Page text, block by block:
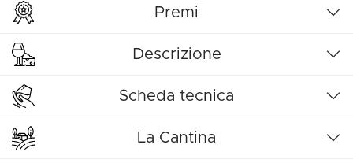
Premi
Descrizione
Scheda tecnica
La Cantina